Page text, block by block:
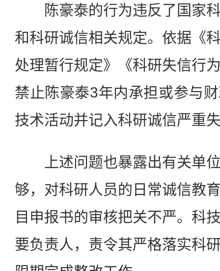
陈豪泰的行为违反了国家科
和科研诚信相关规定。依据《
处理暂行规定》《科研失信行
禁止陈豪泰3年内承担或参与
技术活动并记入科研诚信严重
上述问题也暴露出有关单位
够，对科研人员的日常诚信教
目申报书的审核把关不严。科
要负责人，责令其严格落实科